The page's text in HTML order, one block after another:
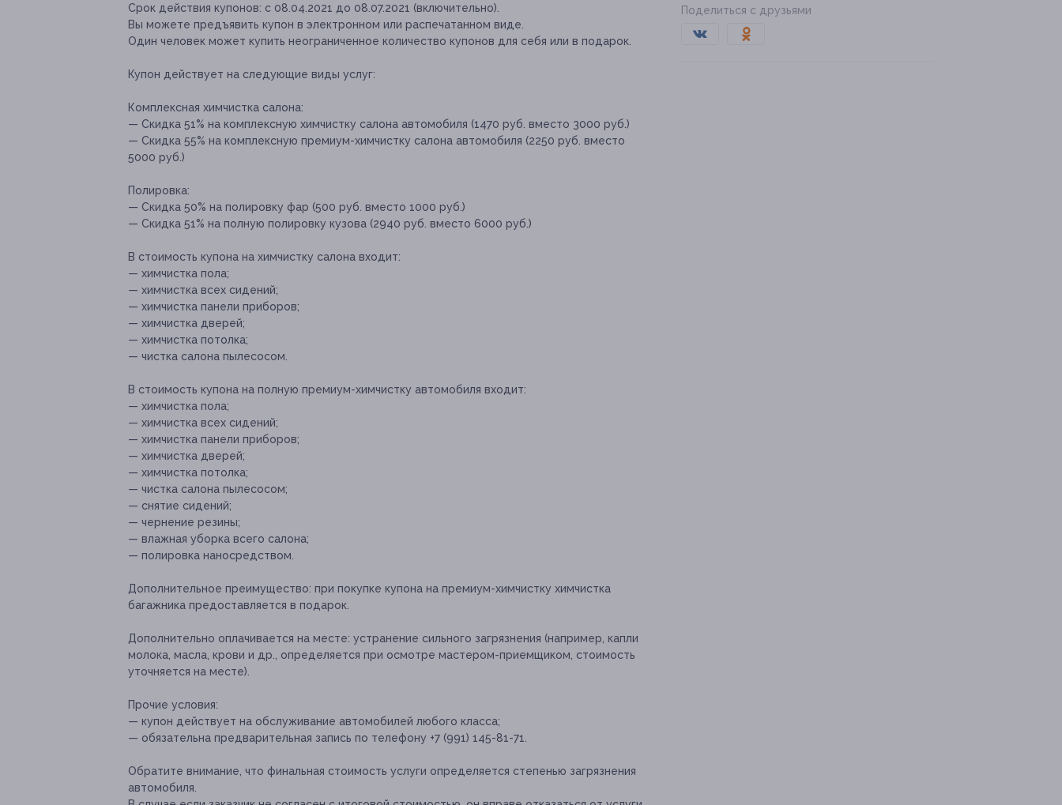
Поделиться с друзьями
Срок действия купонов: с 08.04.2021 до 08.07.2021 (включительно).
Вы можете предъявить купон в электронном или распечатанном виде.
Один человек может купить неограниченное количество купонов для себя или в подарок.
Купон действует на следующие виды услуг:
Комплексная химчистка салона:
— Скидка 51% на комплексную химчистку салона автомобиля (1470 руб. вместо 3000 руб.)
— Скидка 55% на комплексную премиум-химчистку салона автомобиля (2250 руб. вместо
5000 руб.)
Полировка:
— Скидка 50% на полировку фар (500 руб. вместо 1000 руб.)
— Скидка 51% на полную полировку кузова (2940 руб. вместо 6000 руб.)
В стоимость купона на химчистку салона входит:
— химчистка пола;
— химчистка всех сидений;
— химчистка панели приборов;
— химчистка дверей;
— химчистка потолка;
— чистка салона пылесосом.
В стоимость купона на полную премиум-химчистку автомобиля входит:
— химчистка пола;
— химчистка всех сидений;
— химчистка панели приборов;
— химчистка дверей;
— химчистка потолка;
— чистка салона пылесосом;
— снятие сидений;
— чернение резины;
— влажная уборка всего салона;
— полировка наносредством.
Дополнительное преимущество: при покупке купона на премиум-химчистку химчистка
багажника предоставляется в подарок.
Дополнительно оплачивается на месте: устранение сильного загрязнения (например, капли
молока, масла, крови и др., определяется при осмотре мастером-приемщиком, стоимость
уточняется на месте).
Прочие условия:
— купон действует на обслуживание автомобилей любого класса;
— обязательна предварительная запись по телефону +7 (991) 145-81-71.
Обратите внимание, что финальная стоимость услуги определяется степенью загрязнения
автомобиля.